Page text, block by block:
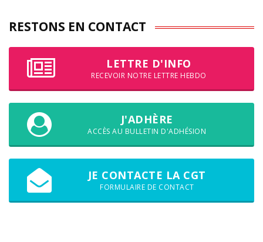
RESTONS EN CONTACT
LETTRE D'INFO
RECEVOIR NOTRE LETTRE HEBDO
J'ADHÈRE
ACCÈS AU BULLETIN D'ADHÉSION
JE CONTACTE LA CGT
FORMULAIRE DE CONTACT